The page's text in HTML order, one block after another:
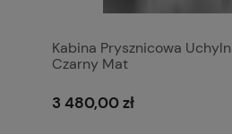
Kabina Prysznicowa
Czarny Mat
3 480,00 zł